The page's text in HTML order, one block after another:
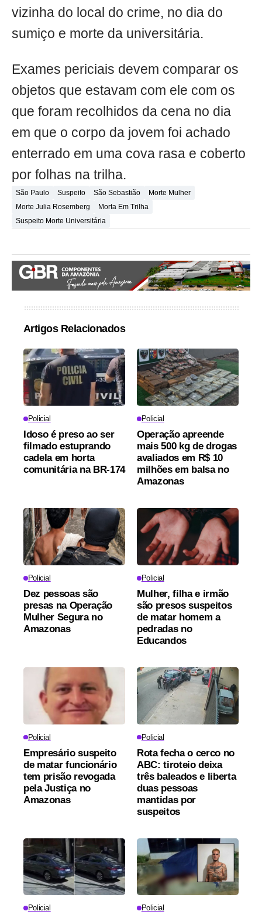
vizinha do local do crime, no dia do
sumiço e morte da universitária.
Exames periciais devem comparar os
objetos que estavam com ele com os
que foram recolhidos da cena no dia
em que o corpo da jovem foi achado
enterrado em uma cova rasa e coberto
por folhas na trilha.
São Paulo Suspeito São Sebastião
Morte Mulher
Morte Julia Rosemberg
Morta Em Trilha
Suspeito Morte Universitária
Artigos Relacionados
Policial
Idoso é preso ao ser
filmado estuprando
cadela em horta
comunitária na BR-174
Policial
Operação apreende
mais 500 kg de drogas
avaliados em R$ 10
milhões em balsa no
Amazonas
Policial
Dez pessoas são
presas na Operação
Mulher Segura no
Amazonas
Policial
Mulher, filha e irmão
são presos suspeitos
de matar homem a
pedradas no
Educandos
Policial
Empresário suspeito
de matar funcionário
tem prisão revogada
pela Justiça no
Amazonas
Policial
Rota fecha o cerco no
ABC: tiroteio deixa
três baleados e liberta
duas pessoas
mantidas por
suspeitos
Policial Policial